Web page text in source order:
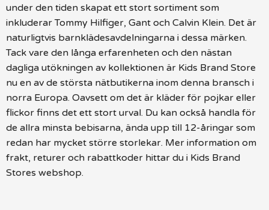
under den tiden skapat ett stort sortiment som
inkluderar Tommy Hilfiger, Gant och Calvin Klein. Det är
naturligtvis barnklädesavdelningarna i dessa märken.
Tack vare den långa erfarenheten och den nästan
dagliga utökningen av kollektionen är Kids Brand Store
nu en av de största nätbutikerna inom denna bransch i
norra Europa. Oavsett om det är kläder för pojkar eller
flickor finns det ett stort urval. Du kan också handla för
de allra minsta bebisarna, ända upp till 12-åringar som
redan har mycket större storlekar. Mer information om
frakt, returer och rabattkoder hittar du i Kids Brand
Stores webshop.